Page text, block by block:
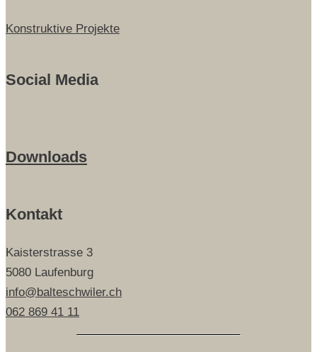
Konstruktive Projekte
Social Media
Downloads
Kontakt
Kaisterstrasse 3
5080 Laufenburg
info@balteschwiler.ch
062 869 41 11